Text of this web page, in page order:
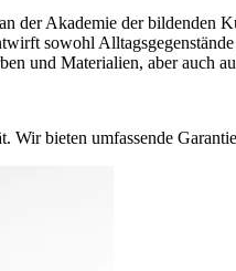
der Akademie der bildenden
sowohl
und Materialien, aber auch
bieten umfassende